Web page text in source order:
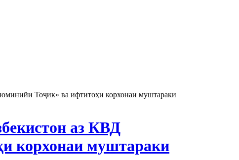
Тоҷик» ва ифтитоҳи корхонаи муштараки
аз КВД
корхонаи муштараки